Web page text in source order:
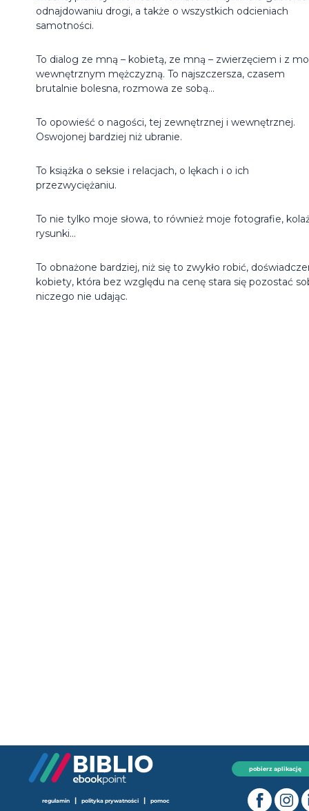
odnajdowaniu drogi, a także o wszystkich odcieniach
samotności.
To dialog ze mną – kobietą, ze mną – zwierzęciem i z
wewnętrznym mężczyzną. To najszczersza, czasem
brutalnie bolesna, rozmowa ze sobą…
To opowieść o nagości, tej zewnętrznej i wewnętrznej.
Oswojonej bardziej niż ubranie.
To książka o seksie i relacjach, o lękach i o ich
przezwyciężaniu.
To nie tylko moje słowa, to również moje fotografie,
rysunki…
To obnażone bardziej, niż się to zwykło robić,
kobiety, która bez względu na cenę stara się pozostać
niczego nie udając.
pobierz aplikację
regulamin | polityka prywatności | pomoc